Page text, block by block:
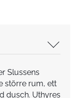
Slussens
större rum, ett
dusch. Uthyres